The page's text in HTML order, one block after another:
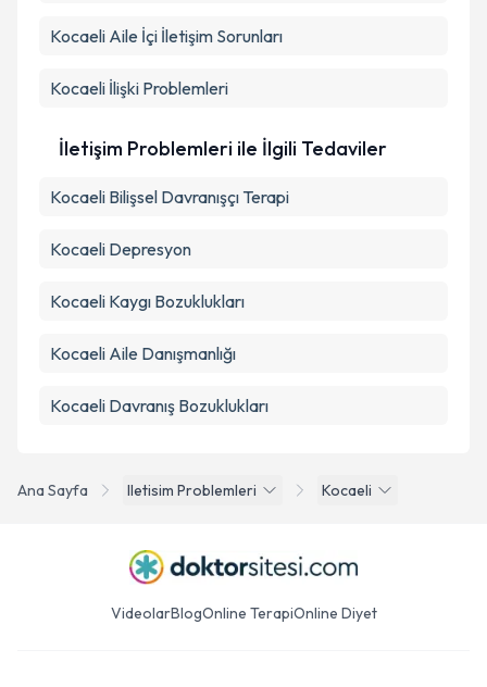
Ana Sayfa Iletisim Problemleri Kocaeli
Kocaeli Aile İçi İletişim Sorunları
Kocaeli İlişki Problemleri
İletişim Problemleri ile İlgili Tedaviler
Kocaeli Bilişsel Davranışçı Terapi
Kocaeli Depresyon
Kocaeli Kaygı Bozuklukları
Kocaeli Aile Danışmanlığı
Kocaeli Davranış Bozuklukları
Videolar Blog Online Terapi Online Diyet